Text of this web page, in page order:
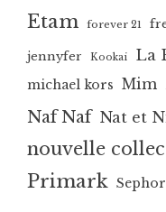
Etam forever 21
jennyfer Kookai La
michael kors Mim
Naf Naf Nat et
nouvelle
Primark